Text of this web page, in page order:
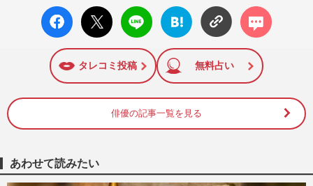
facebo
ok い
X ポス
ト
LINE
はてな
ブック
に追加
コメン
ト
タレコミ投稿 無料占い
俳優の記事一覧を見る
あわせて読みたい